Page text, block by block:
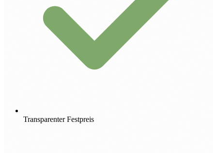
Transparenter Festpreis